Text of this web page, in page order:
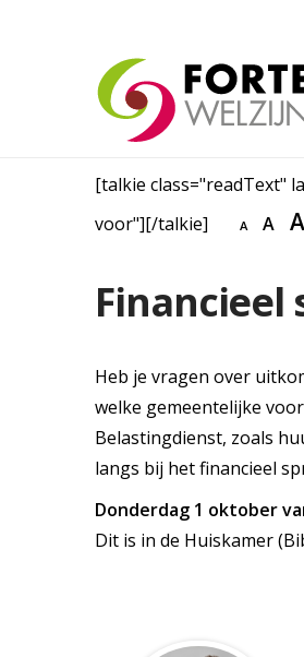
[talkie class="readText"
voor"][/talkie]
A A A
Heb je vragen over
welke gemeentelijke
Belastingdienst, zoals
langs bij het financieel
Donderdag 1 oktober
Dit is in de Huiskamer